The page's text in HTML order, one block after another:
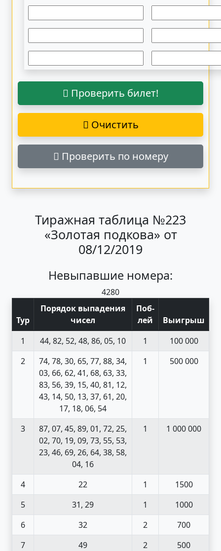
Проверить билет!
Очистить
Проверить по номеру
Тиражная таблица №223
«Золотая подкова» от
08/12/2019
Невыпавшие номера:
4280
Тур
Порядок выпадения
чисел
Поб-
лей
Выигрыш
1
44, 82, 52, 48, 86, 05, 10 1
100 000
2
74, 78, 30, 65, 77, 88, 34,
03, 66, 62, 41, 68, 63, 33,
83, 56, 39, 15, 40, 81, 12,
43, 14, 50, 13, 37, 61, 20,
17, 18, 06, 54
1 500 000
3
87, 07, 45, 89, 01, 72, 25,
02, 70, 19, 09, 73, 55, 53,
23, 46, 69, 26, 64, 38, 58,
04, 16
1 1 000 000
4 22 1
1500
5
31, 29 1
1000
6
32 2
700
7
49 2
500